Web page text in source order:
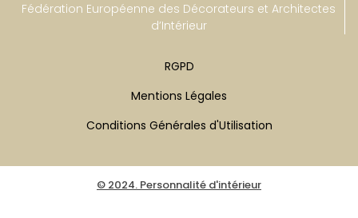
Fédération Européenne des Décorateurs et Architectes
d’Intérieur
RGPD
Mentions Légales
Conditions Générales d'Utilisation
© 2024. Personnalité d'intérieur